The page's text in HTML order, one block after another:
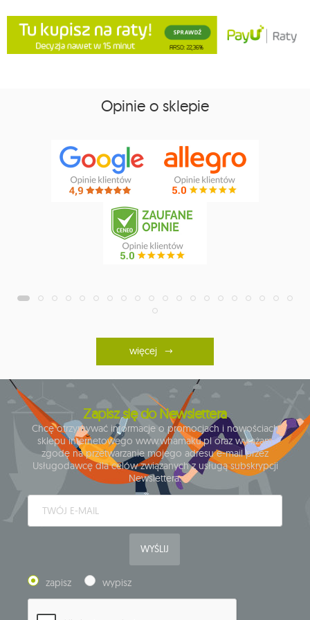
Opinie o sklepie
więcej
Zapisz się do Newslettera
Chcę otrzymywać informacje o promocjach i nowościach
sklepu internetowego www.whamaku.pl oraz wyrażam
zgodę na przetwarzanie mojego adresu e-mail przez
Usługodawcę dla celów związanych z usługą subskrypcji
Newslettera.
WYŚLIJ
zapisz wypisz